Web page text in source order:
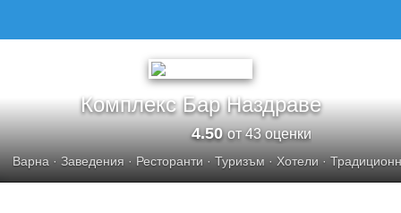
Комплекс Бар Наздраве
4.50от 43 оценки
Варна · Заведения · Ресторанти · Туризъм · Хотели ·